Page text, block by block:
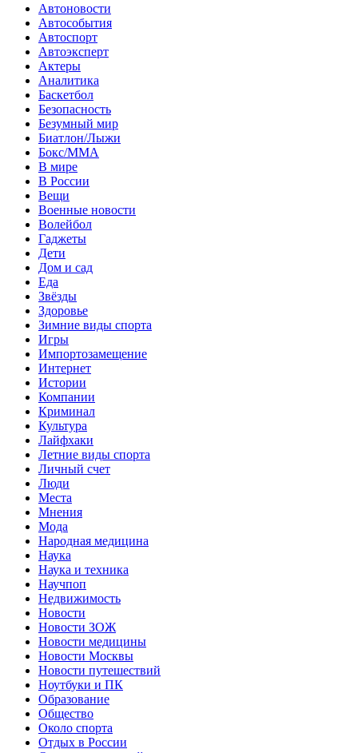
Автоновости
Автособытия
Автоспорт
Автоэксперт
Актеры
Аналитика
Баскетбол
Безопасность
Безумный мир
Биатлон/Лыжи
Бокс/MMA
В мире
В России
Вещи
Военные новости
Волейбол
Гаджеты
Дети
Дом и сад
Еда
Звёзды
Здоровье
Зимние виды спорта
Игры
Импортозамещение
Интернет
Истории
Компании
Криминал
Культура
Лайфхаки
Летние виды спорта
Личный счет
Люди
Места
Мнения
Мода
Народная медицина
Наука
Наука и техника
Научпоп
Недвижимость
Новости
Новости ЗОЖ
Новости медицины
Новости Москвы
Новости путешествий
Ноутбуки и ПК
Образование
Общество
Около спорта
Отдых в России